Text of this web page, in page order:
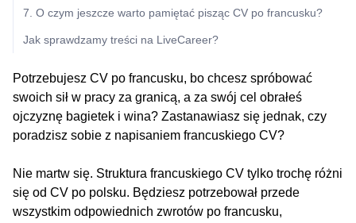
7. O czym jeszcze warto pamiętać pisząc CV po francusku?
Jak sprawdzamy treści na LiveCareer?
Potrzebujesz CV po francusku, bo chcesz spróbować
swoich sił w pracy za granicą, a za swój cel obrałeś
ojczyznę bagietek i wina? Zastanawiasz się jednak, czy
poradzisz sobie z napisaniem francuskiego CV?
Nie martw się. Struktura francuskiego CV tylko trochę różni
się od CV po polsku. Będziesz potrzebował przede
wszystkim odpowiednich zwrotów po francusku,